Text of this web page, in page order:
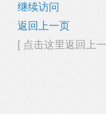
继续访问
返回上一页
[ 点击这里返回上